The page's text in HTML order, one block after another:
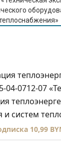
04-0712-07
и систем
10,99